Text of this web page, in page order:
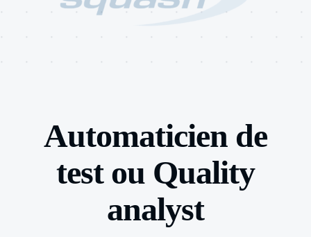
Automaticien de
test ou Quality
analyst